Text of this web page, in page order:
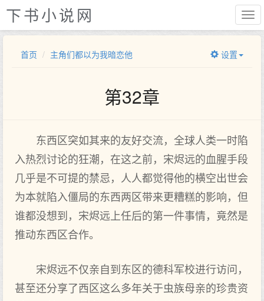
下书小说网
首页 主角们都以为我暗恋他 设置
第32章
东西区突如其来的友好交流，全球人类一时陷
入热烈讨论的狂潮，在这之前，宋烬远的血腥手段
几乎是不可提的禁忌，人人都觉得他的横空出世会
为本就陷入僵局的东西两区带来更糟糕的影响，但
谁都没想到，宋烬远上任后的第一件事情，竟然是
推动东西区合作。
宋烬远不仅亲自到东区的德科军校进行访问，
甚至还分享了西区这么多年关于虫族母亲的珍贵资